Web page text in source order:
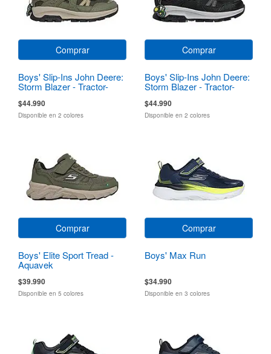
Comprar
Boys' Slip-Ins John Deere:
Storm Blazer - Tractor-
$44.990
Disponible en 2 colores
Comprar
Boys' Slip-Ins John Deere:
Storm Blazer - Tractor-
$44.990
Disponible en 2 colores
Comprar
Boys' Elite Sport Tread -
Aquavek
$39.990
Disponible en 5 colores
Comprar
Boys' Max Run
$34.990
Disponible en 3 colores